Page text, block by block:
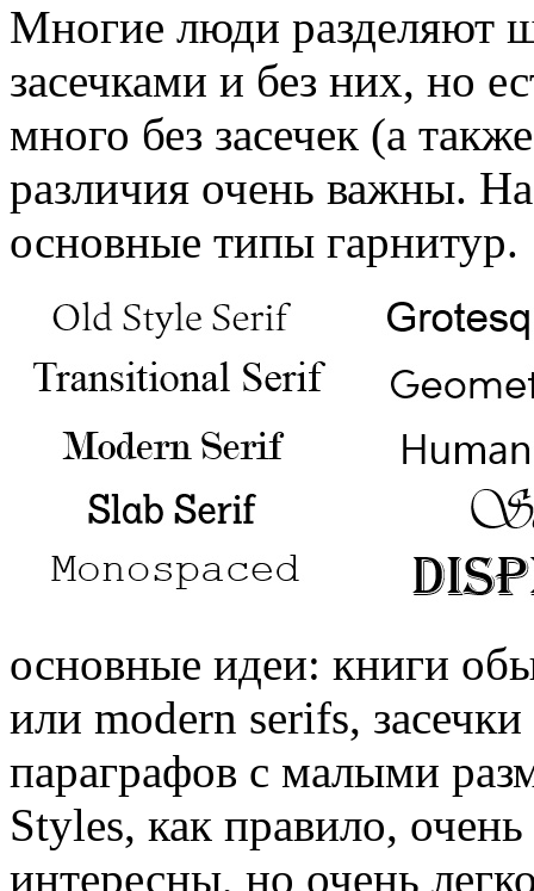
Многие люди разделяют
засечками и без них, но
много без засечек (а
различия очень важны.
основные типы гарнитур.
основные идеи: книги
или modern serifs,
параграфов с малыми
Styles, как правило,
интересны, но очень